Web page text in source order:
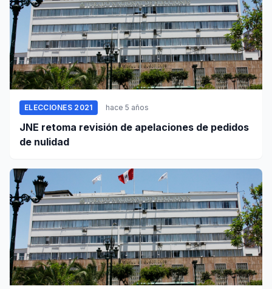
ELECCIONES 2021 hace 5 años
JNE retoma revisión de apelaciones de pedidos
de nulidad